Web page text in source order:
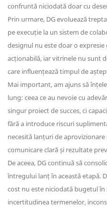
confruntă niciodată doar cu
Prin urmare, DG evoluează
pe execuție la un sistem de
designul nu este doar o
acționabilă, iar vitrinele nu sunt
care influențează timpul de
Mai important, am ajuns să
lung: ceea ce au nevoie cu
singur proiect de succes, ci
fără a introduce riscuri
necesită lanțuri de
comunicare clară și rezultate
De aceea, DG continuă să
întregului lanț în această etapă.
cost nu este niciodată bugetul
incertitudinea termenelor,